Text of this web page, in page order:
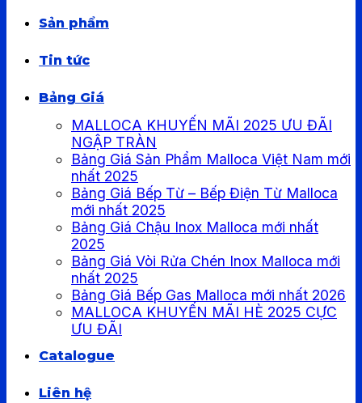
Sản phẩm
Tin tức
Bảng Giá
MALLOCA KHUYẾN MÃI 2025 ƯU ĐÃI
NGẬP TRÀN
Bảng Giá Sản Phẩm Malloca Việt Nam mới
nhất 2025
Bảng Giá Bếp Từ – Bếp Điện Từ Malloca
mới nhất 2025
Bảng Giá Chậu Inox Malloca mới nhất
2025
Bảng Giá Vòi Rửa Chén Inox Malloca mới
nhất 2025
Bảng Giá Bếp Gas Malloca mới nhất 2026
MALLOCA KHUYẾN MÃI HÈ 2025 CỰC
ƯU ĐÃI
Catalogue
Liên hệ